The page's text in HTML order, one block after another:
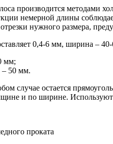
производится методами
немерной длины
нужного размера,
0,4-6 мм, ширина –
мм;
50 мм.
случае остается
и по ширине.
проката